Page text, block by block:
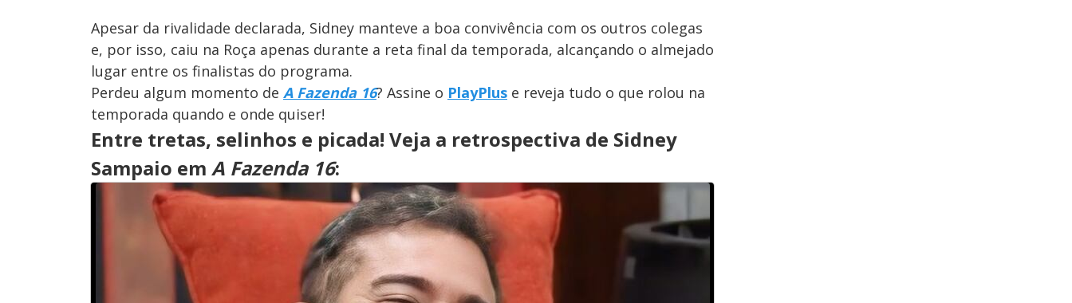
Apesar da rivalidade declarada, Sidney manteve a boa convivência com os outros colegas
e, por isso, caiu na Roça apenas durante a reta final da temporada, alcançando o almejado
lugar entre os finalistas do programa.
Perdeu algum momento de A Fazenda 16? Assine o PlayPlus e reveja tudo o que rolou na
temporada quando e onde quiser!
Entre tretas, selinhos e picada! Veja a retrospectiva de Sidney
Sampaio em A Fazenda 16: